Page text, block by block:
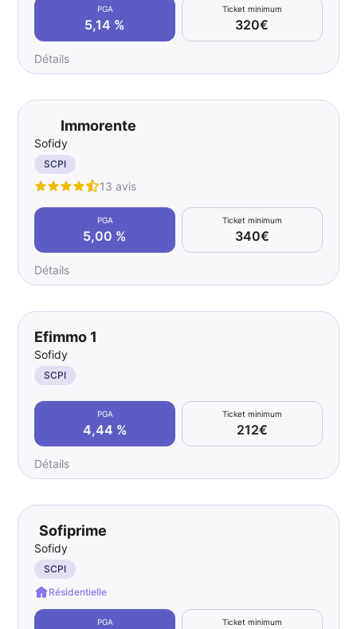
PGA
5,14 %
Ticket minimum
320€
Détails
Immorente
Sofidy
SCPI
13 avis
PGA
5,00 %
Ticket minimum
340€
Détails
Efimmo 1
Sofidy
SCPI
PGA
4,44 %
Ticket minimum
212€
Détails
Sofiprime
Sofidy
SCPI
Résidentielle
PGA Ticket minimum